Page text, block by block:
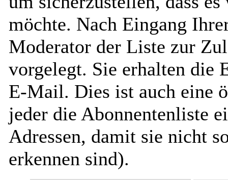
möchte. Nach Eingang
Moderator der Liste zur
vorgelegt. Sie erhalten die
E-Mail. Dies ist auch eine
jeder die Abonnentenliste
Adressen, damit sie nicht
erkennen sind).